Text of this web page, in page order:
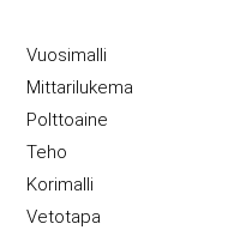
Vuosimalli
Mittarilukema
Polttoaine
Teho
Korimalli
Vetotapa